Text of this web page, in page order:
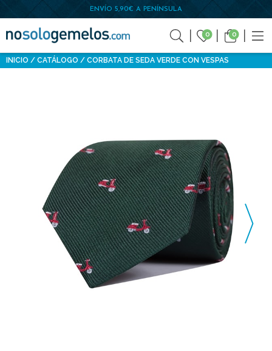
ENVÍO 5,90€ A PENÍNSULA
0 0
INICIO CATÁLOGO CORBATA DE SEDA VERDE CON VESPAS